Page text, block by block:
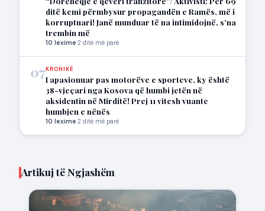
ditë kemi përmbysur propagandën e Ramës, më i
korruptuari! Janë munduar të na intimidojnë, s’na
trembin më
10 lexime·2 ditë më parë
07KRONIKË
I apasionuar pas motorëve e sporteve, ky është
38-vjeçari nga Kosova që humbi jetën në
aksidentin në Mirditë! Prej 11 vitesh vuante
humbjen e nënës
10 lexime·2 ditë më parë
Artikuj të Ngjashëm